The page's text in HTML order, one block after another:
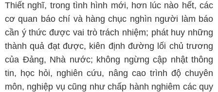
Thiết nghĩ, trong tình hình mới, hơn lúc nào hết, các
cơ quan báo chí và hàng chục nghìn người làm báo
cần ý thức được vai trò trách nhiệm; phát huy những
thành quả đạt được, kiên định đường lối chủ trương
của Đảng, Nhà nước; không ngừng cập nhật thông
tin, học hỏi, nghiên cứu, nâng cao trình độ chuyên
môn, nghiệp vụ cũng như chấp hành nghiêm các quy